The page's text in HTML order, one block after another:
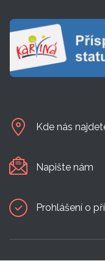
Kde nás
Napište nám
Prohlášení o